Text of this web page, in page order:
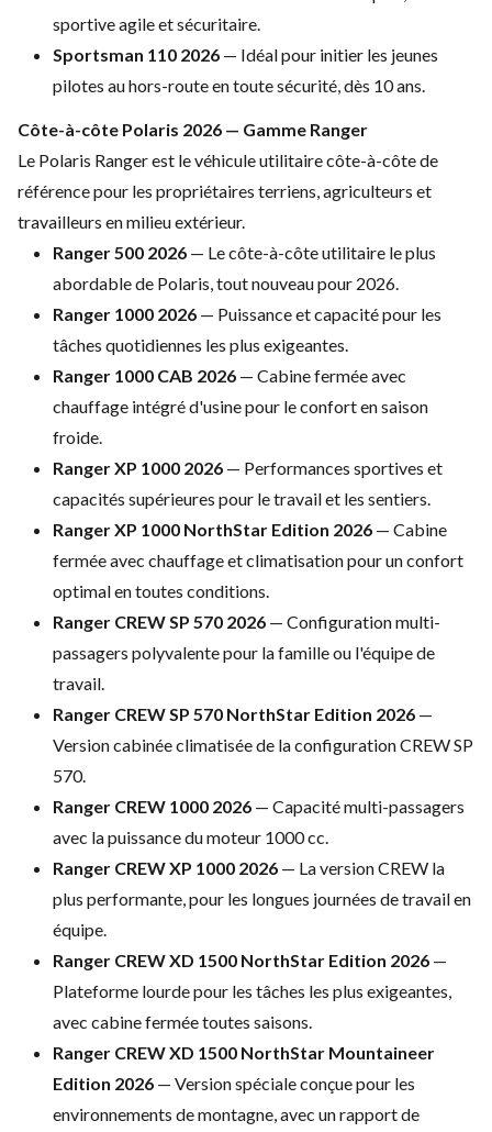
sportive agile etsécuritaire.
Sportsman 110 2026 — Idéal pour initier les jeunes
pilotes au hors-route en toute sécurité, dès 10ans.
Côte-à-côte Polaris 2026 — Gamme Ranger
Le Polaris Ranger est levéhicule utilitaire côte-à-côte de
référence pour les propriétaires terriens, agriculteurs et
travailleurs en milieu extérieur.
Ranger 500 2026 — Le côte-à-côteutilitaire le plus
abordable de Polaris, tout nouveau pour 2026.
Ranger 1000 2026 — Puissance etcapacité pour les
tâches quotidiennes les plus exigeantes.
Ranger 1000 CAB 2026 — Cabinefermée avec
chauffage intégré d'usinepour le confort en saison
froide.
Ranger XP 1000 2026 — Performances sportives et
capacités supérieures pour le travail et les sentiers.
Ranger XP 1000 NorthStar Edition 2026 — Cabine
fermée avec chauffage etclimatisation pour un confort
optimalen toutes conditions.
Ranger CREW SP 570 2026 — Configuration multi-
passagers polyvalente pour la famille ou l'équipede
travail.
Ranger CREW SP 570 NorthStar Edition 2026 —
Version cabinée climatisée de la configuration CREW SP
570.
Ranger CREW 1000 2026 — Capacitémulti-passagers
avec la puissance dumoteur 1000 cc.
Ranger CREW XP 1000 2026 — Laversion CREW la
plus performante, pour les longues journées de travail en
équipe.
Ranger CREW XD 1500 NorthStar Edition 2026 —
Plateforme lourde pour les tâches les plus exigeantes,
avec cabinefermée toutes saisons.
Ranger CREW XD 1500 NorthStar Mountaineer
Edition 2026 — Version spécialeconçue pour les
environnements demontagne, avec un rapport de